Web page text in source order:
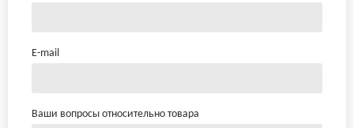
E-mail
Ваши вопросы относительно товара